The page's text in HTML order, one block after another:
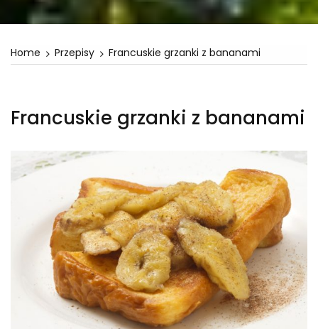
Home Przepisy Francuskie grzanki z bananami
Francuskie grzanki z bananami